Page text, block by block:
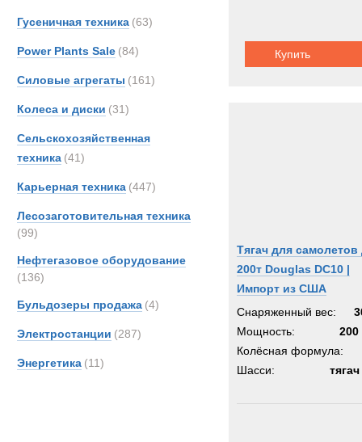
Гусеничная техника (63)
Power Plants Sale (84)
Силовые агрегаты (161)
Колеса и диски (31)
Сельскохозяйственная
техника (41)
Карьерная техника (447)
Лесозаготовительная техника
(99)
Нефтегазовое оборудование
(136)
Бульдозеры продажа (4)
Электростанции (287)
Энергетика (11)
Купить
Тягач для самолетов
200т Douglas DC10 |
Импорт из США
Снаряженный вес:
Мощность:
200
Колёсная формула:
Шасси: